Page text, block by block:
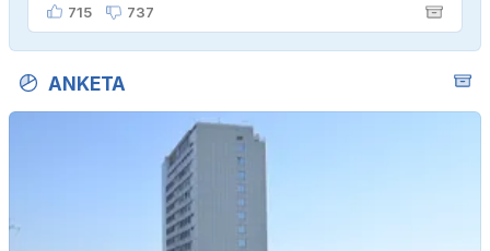
715 737
ANKETA